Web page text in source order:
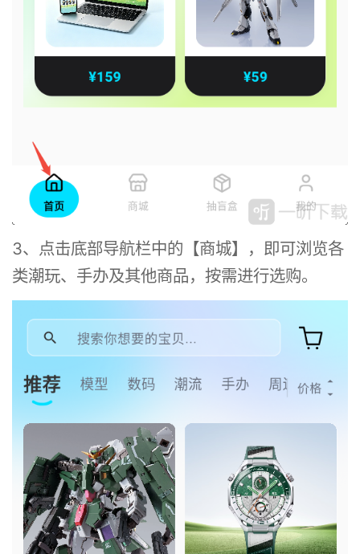
3、点击底部导航栏中的【商城】，即可浏览各
类潮玩、手办及其他商品，按需进行选购。